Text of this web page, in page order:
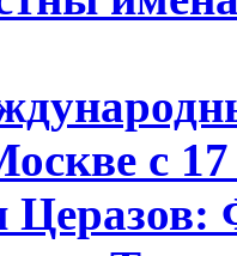
с
Церазов: